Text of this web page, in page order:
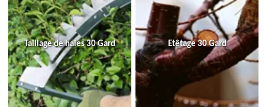
Taillage de haies 30 Gard Etêtage 30 Gard